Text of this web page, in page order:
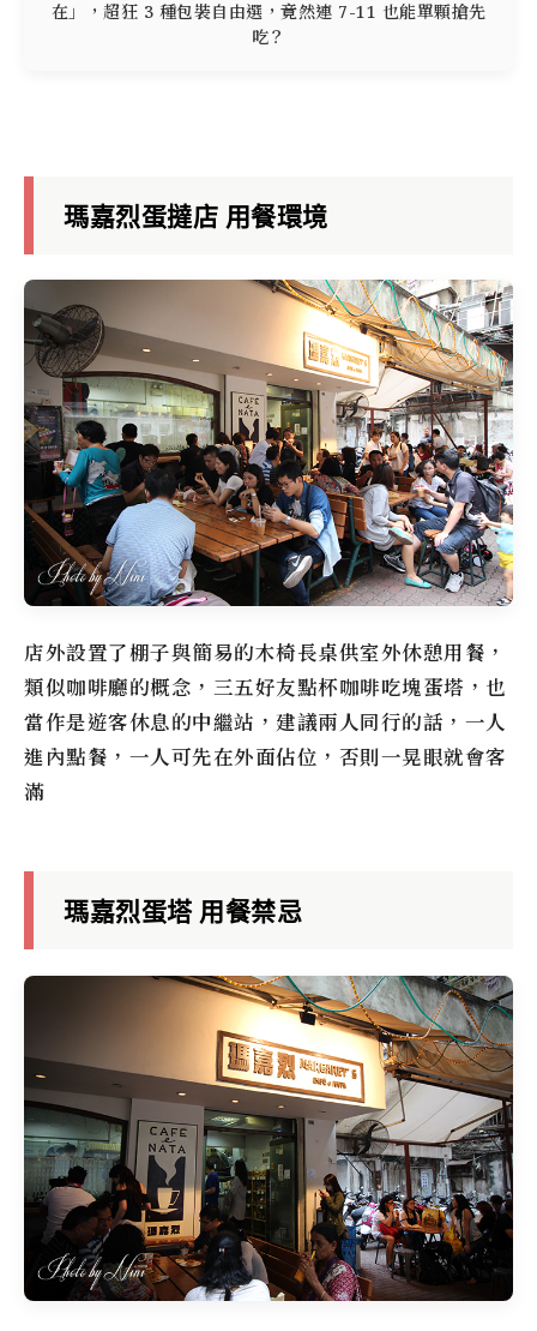
在」，超狂 3 種包裝自由選，竟然連 7-11 也能單顆搶先
吃？
瑪嘉烈蛋撻店 用餐環境
店外設置了棚子與簡易的木椅長桌供室外休憩用餐，
類似咖啡廳的概念，三五好友點杯咖啡吃塊蛋塔，也
當作是遊客休息的中繼站，建議兩人同行的話，一人
進內點餐，一人可先在外面佔位，否則一晃眼就會客
滿
瑪嘉烈蛋塔 用餐禁忌